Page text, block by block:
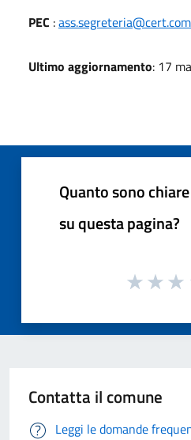
PEC :
Ultimo aggiornamento: 17
Quanto sono
su questa pagina?
Contatta il comune
Leggi le domande